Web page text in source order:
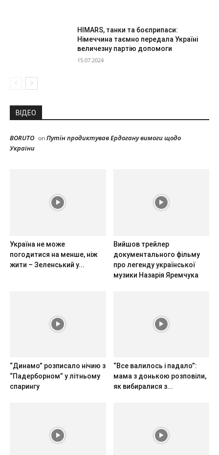
HIMARS, танки та боєприпаси:
Німеччина таємно передала Україні
величезну партію допомоги
15.07.2024
ВІДЕО
BORUTO onПутін продиктував Ердогану вимоги щодо
України
Україна не може
погодитися на менше, ніж
жити – Зеленський у...
Вийшов трейлер
документального фільму
про легенду української
музики Назарія Яремчука
“Динамо” розписало нічию з
“Падерборном” у літньому
спарингу
“Все валилось і падало”:
мама з донькою розповіли,
як вибиралися з...